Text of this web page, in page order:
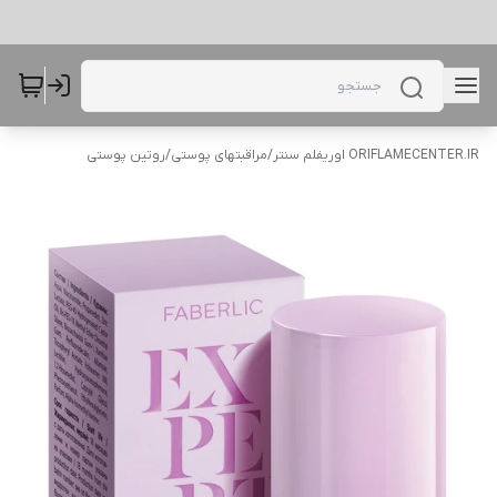
ORIFLAMECENTER.IR اوریفلم سنتر /مراقبتهای پوستی/روتین پوستی